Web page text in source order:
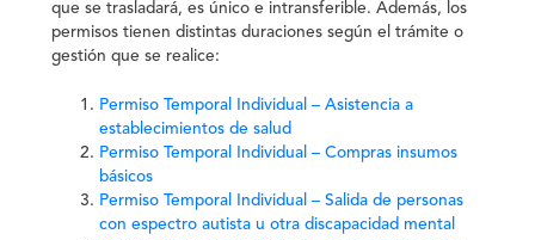
que se trasladará, es único e intransferible. Además, los
permisos tienen distintas duraciones según el trámite o
gestión que se realice:
Permiso Temporal Individual – Asistencia a
establecimientos de salud
Permiso Temporal Individual – Compras insumos
básicos
Permiso Temporal Individual – Salida de personas
con espectro autista u otra discapacidad mental